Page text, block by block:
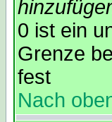
0 ist ein
Grenze
fest
Nach